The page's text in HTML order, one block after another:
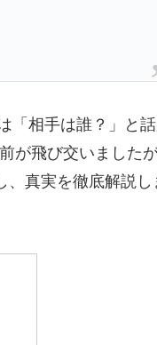
「相手は誰？」と
が飛び交いましたが
、真実を徹底解説し